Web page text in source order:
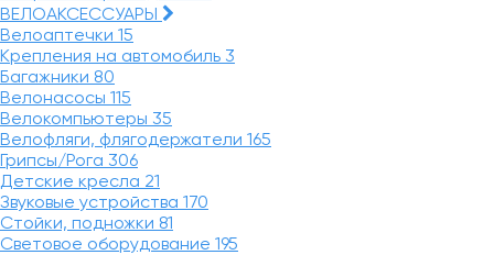
ВЕЛОАКСЕССУАРЫ
Велоаптечки 15
Крепления на автомобиль 3
Багажники 80
Велонасосы 115
Велокомпьютеры 35
Велофляги, флягодержатели 165
Грипсы/Рога 306
Детские кресла 21
Звуковые устройства 170
Стойки, подножки 81
Световое оборудование 195